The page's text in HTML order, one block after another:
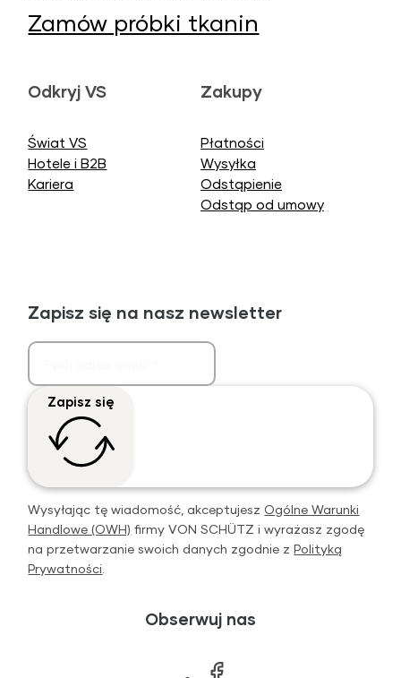
Zamów próbki tkanin
Odkryj VS
Świat VS
Hotele i B2B
Kariera
Zakupy
Płatności
Wysyłka
Odstąpienie
Odstąp od umowy
Zapisz się na nasz newsletter
Zapisz się
Wysyłając tę wiadomość, akceptujeszOgólne Warunki
Handlowe (OWH) firmy VON SCHÜTZ i wyrażasz zgodę
na przetwarzanie swoich danych zgodnie zPolityką
Prywatności
Obserwuj nas